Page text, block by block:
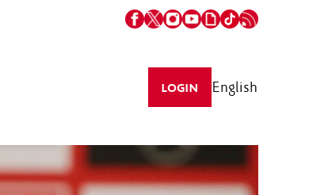
LOGIN English